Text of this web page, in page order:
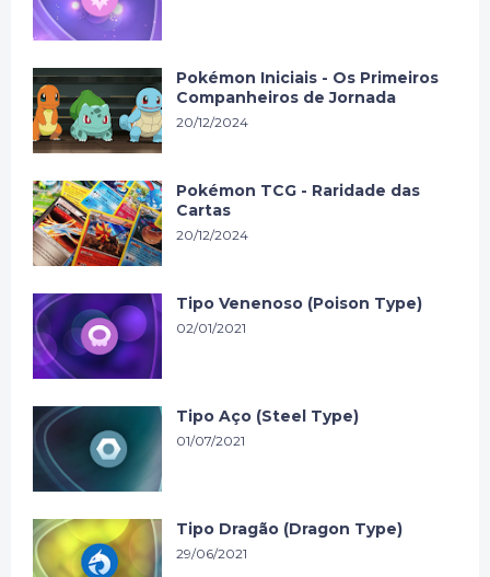
Pokémon Iniciais - Os Primeiros
Companheiros de Jornada
20/12/2024
Pokémon TCG - Raridade das
Cartas
20/12/2024
Tipo Venenoso (Poison Type)
02/01/2021
Tipo Aço (Steel Type)
01/07/2021
Tipo Dragão (Dragon Type)
29/06/2021